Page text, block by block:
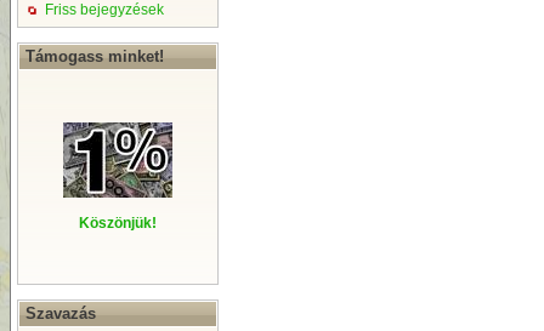
Friss bejegyzések
Támogass minket!
Köszönjük!
Szavazás